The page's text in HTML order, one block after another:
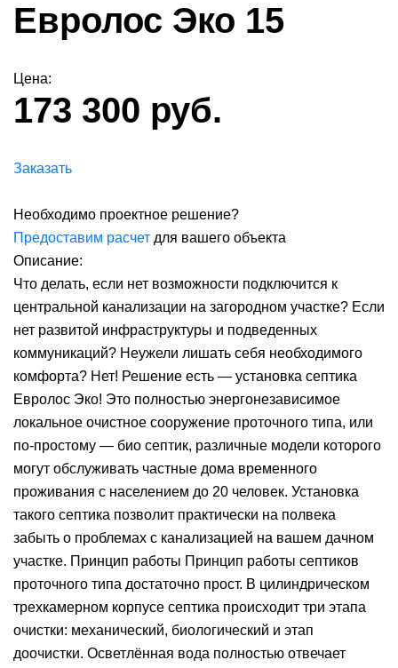
Евролос Эко 15
Цена:
173 300 руб.
Заказать
Необходимо проектное решение?
Предоставим расчет для вашего объекта
Описание:
Что делать, если нет возможности подключится к
центральной канализации на загородном участке? Если
нет развитой инфраструктуры и подведенных
коммуникаций? Неужели лишать себя необходимого
комфорта? Нет! Решение есть — установка септика
Евролос Эко! Это полностью энергонезависимое
локальное очистное сооружение проточного типа, или
по-простому — био септик, различные модели которого
могут обслуживать частные дома временного
проживания с населением до 20 человек. Установка
такого септика позволит практически на полвека
забыть о проблемах с канализацией на вашем дачном
участке. Принцип работы Принцип работы септиков
проточного типа достаточно прост. В цилиндрическом
трехкамерном корпусе септика происходит три этапа
очистки: механический, биологический и этап
доочистки. Осветлённая вода полностью отвечает